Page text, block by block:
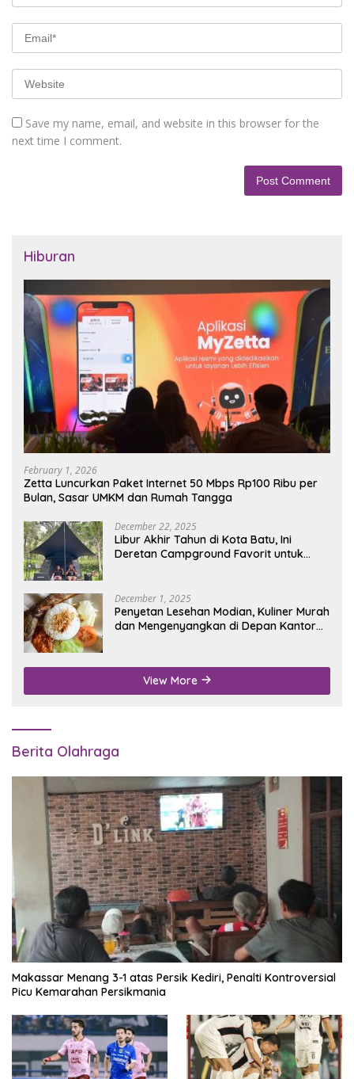
Save my name, email, and website in this browser for the
next time I comment.
Hiburan
February 1, 2026
Zetta Luncurkan Paket Internet 50 Mbps Rp100 Ribu per
Bulan, Sasar UMKM dan Rumah Tangga
December 22, 2025
Libur Akhir Tahun di Kota Batu, Ini
Deretan Campground Favorit untuk
December 1, 2025
Penyetan Lesehan Modian, Kuliner Murah
dan Mengenyangkan di Depan Kantor
View More
Berita Olahraga
Makassar Menang 3-1 atas Persik Kediri, Penalti Kontroversial
Picu Kemarahan Persikmania